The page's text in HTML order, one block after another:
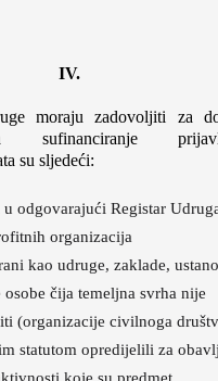
IV.
moraju zadovoljiti za
sufinanciranje
su sljedeći:
u odgovarajući Registar
organizacija
kao udruge, zaklade,
osobe čija temeljna svrha nije
(organizacije civilnoga
statutom opredijelili za
koje su predmet